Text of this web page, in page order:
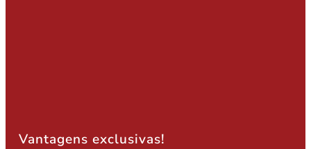
Vantagens exclusivas!